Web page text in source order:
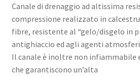
Canale di drenaggio ad altissima
compressione realizzato in
fibre, resistente al “gelo/disgelo in
antighiaccio ed agli agenti
Il canale è inoltre non infiammabile
che garantiscono un’alta